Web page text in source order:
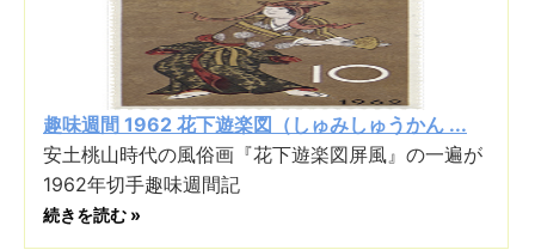
趣味週間 1962 花下遊楽図（しゅみしゅうかん ...
安土桃山時代の風俗画『花下遊楽図屏風』の一遍が
1962年切手趣味週間記
続きを読む »